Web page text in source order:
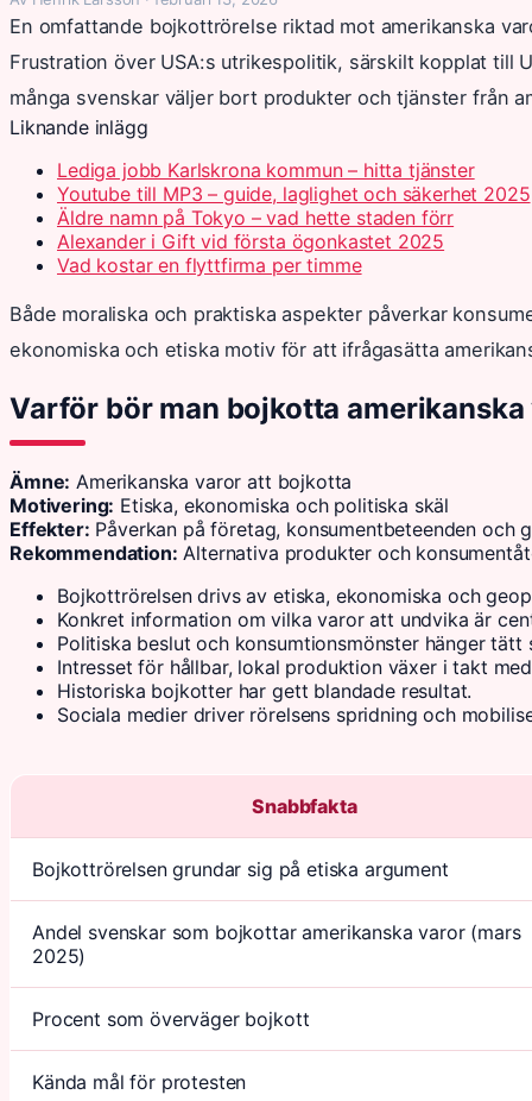
En omfattande bojkottrörelse riktad mot amerikanska
Frustration över USA:s utrikespolitik, särskilt kopplat till
många svenskar väljer bort produkter och tjänster från
Liknande inlägg
Lediga jobb Karlskrona kommun – hitta tjänster
Youtube till MP3 – guide, laglighet och säkerhet 2025
Äldre namn på Tokyo – vad hette staden förr
Alexander i Gift vid första ögonkastet 2025
Vad kostar en flyttfirma per timme
Både moraliska och praktiska aspekter påverkar
ekonomiska och etiska motiv för att ifrågasätta
Varför bör man bojkotta amerikanska
Ämne: Amerikanska varor att bojkotta
Motivering: Etiska, ekonomiska och politiska skäl
Effekter: Påverkan på företag, konsumentbeteenden och
Rekommendation: Alternativa produkter och
Bojkottrörelsen drivs av etiska, ekonomiska och
Konkret information om vilka varor att undvika är
Politiska beslut och konsumtionsmönster hänger tätt
Intresset för hållbar, lokal produktion växer i takt
Historiska bojkotter har gett blandade resultat.
Sociala medier driver rörelsens spridning och
Snabbfakta
Bojkottrörelsen grundar sig på etiska argument
Andel svenskar som bojkottar amerikanska varor (mars
2025)
Procent som överväger bojkott
Kända mål för protesten